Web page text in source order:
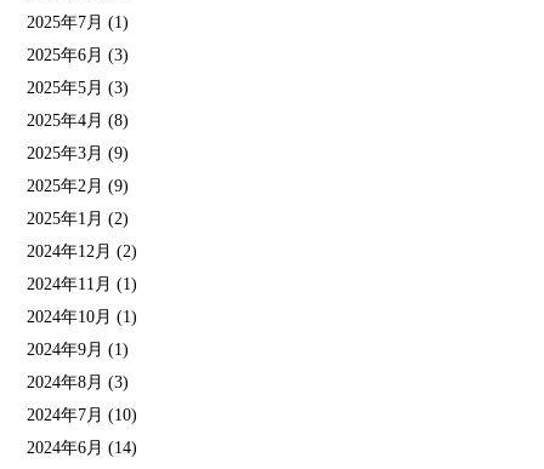
2025年7月 (1)
2025年6月 (3)
2025年5月 (3)
2025年4月 (8)
2025年3月 (9)
2025年2月 (9)
2025年1月 (2)
2024年12月 (2)
2024年11月 (1)
2024年10月 (1)
2024年9月 (1)
2024年8月 (3)
2024年7月 (10)
2024年6月 (14)